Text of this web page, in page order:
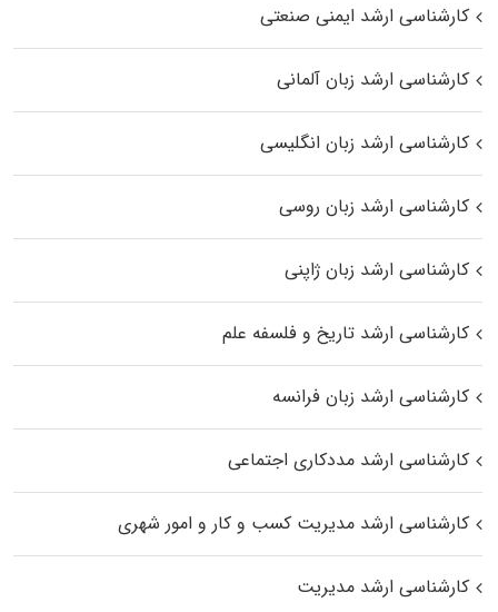
کارشناسی ارشد ایمنی صنعتی
کارشناسی ارشد زبان آلمانی
کارشناسی ارشد زبان انگلیسی
کارشناسی ارشد زبان روسی
کارشناسی ارشد زبان ژاپنی
کارشناسی ارشد تاریخ و فلسفه علم
کارشناسی ارشد زبان فرانسه
کارشناسی ارشد مددکاری اجتماعی
کارشناسی ارشد مدیریت کسب و کار و امور شهری
کارشناسی ارشد مدیریت